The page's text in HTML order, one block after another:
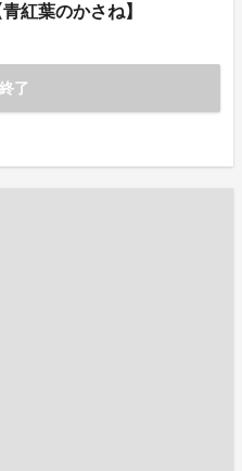
紅葉のかさね】
了